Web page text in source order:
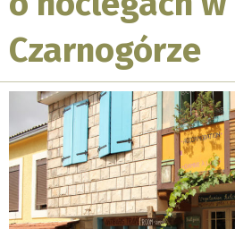
Czarnogórze